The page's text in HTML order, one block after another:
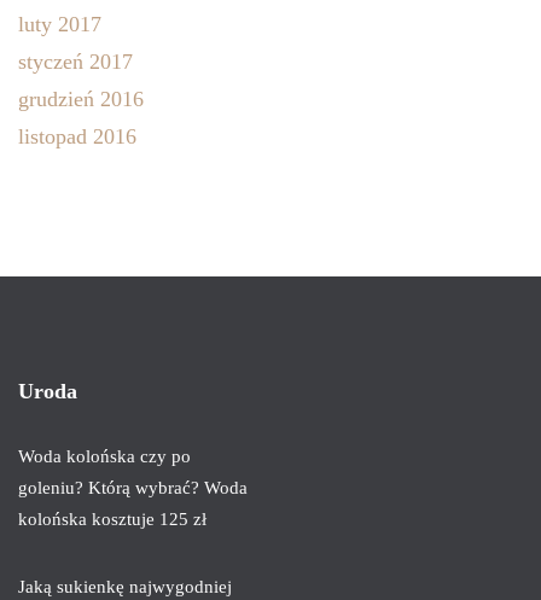
luty 2017
styczeń 2017
grudzień 2016
listopad 2016
Uroda
Woda kolońska czy po
goleniu? Którą wybrać? Woda
kolońska kosztuje 125 zł
Jaką sukienkę najwygodniej